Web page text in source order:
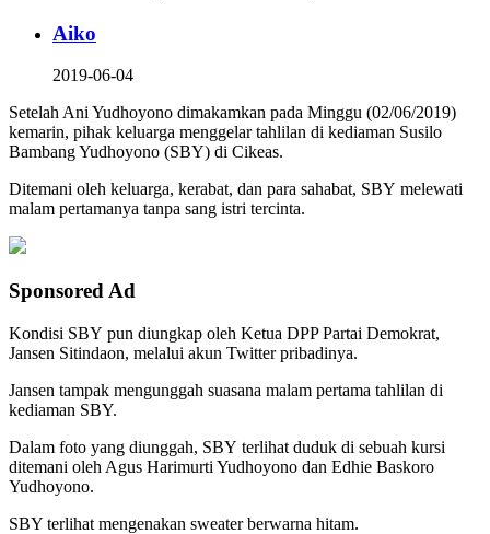
Aiko
2019-06-04
Setelah Ani Yudhoyono dimakamkan pada Minggu (02/06/2019)
kemarin, pihak keluarga menggelar tahlilan di kediaman Susilo
Bambang Yudhoyono (SBY) di Cikeas.
Ditemani oleh keluarga, kerabat, dan para sahabat, SBY melewati
malam pertamanya tanpa sang istri tercinta.
Sponsored Ad
Kondisi SBY pun diungkap oleh Ketua DPP Partai Demokrat,
Jansen Sitindaon, melalui akun Twitter pribadinya.
Jansen tampak mengunggah suasana malam pertama tahlilan di
kediaman SBY.
Dalam foto yang diunggah, SBY terlihat duduk di sebuah kursi
ditemani oleh Agus Harimurti Yudhoyono dan Edhie Baskoro
Yudhoyono.
SBY terlihat mengenakan sweater berwarna hitam.